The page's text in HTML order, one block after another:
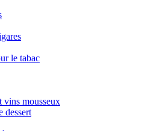
le tabac
vins mousseux
dessert